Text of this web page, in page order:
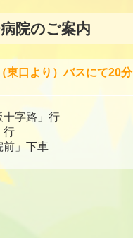
院のご案内
東口より）バスにて20分
十字路」行
行
前」下車